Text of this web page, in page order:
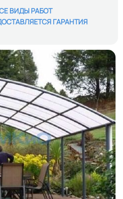
ВИДЫ РАБОТ
ГАРАНТИЯ